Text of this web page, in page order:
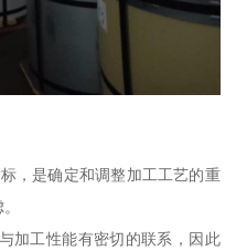
，是确定和调整加工工艺的重
加工性能有密切的联系，因此